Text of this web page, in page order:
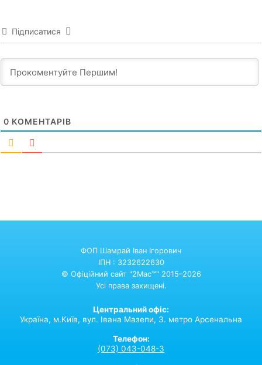
Підписатися
0 КОМЕНТАРІВ
ФОП Шамрай Іван Ігорович
ІПН : 3232622630
© Офіційний сайт "2Mac™" 2015–2026
Усі права захищені.
Центральний офіс:
Україна, м.Київ, вул. Івана Мазепи, 3. метро Арсенальна
Телефон:
(073) 043-048-3